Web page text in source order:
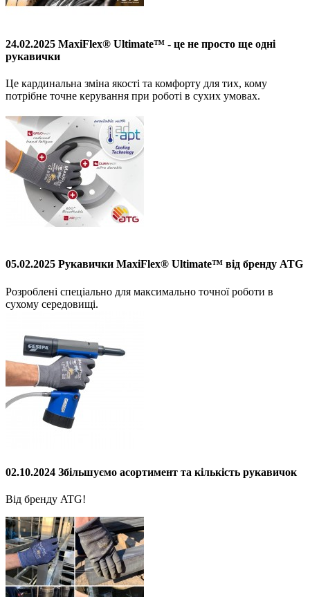
24.02.2025 MaxiFlex® Ultimate™ - це не просто ще одні
рукавички
Це кардинальна зміна якості та комфорту для тих, кому
потрібне точне керування при роботі в сухих умовах.
05.02.2025 Рукавички MaxiFlex® Ultimate™ від бренду ATG
Розроблені спеціально для максимально точної роботи в
сухому середовищі.
02.10.2024 Збільшуємо асортимент та кількість рукавичок
Від бренду ATG!